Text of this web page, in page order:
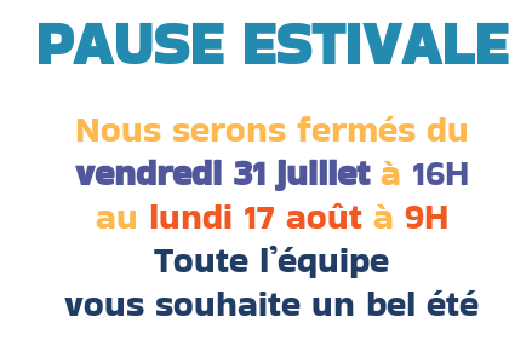
PAUSE ESTIVALE
Nous serons fermés du
vendredi 31 juilletà 16H
au lundi 17 aoûtà 9H
Toute l’équipe
vous souhaite un bel été